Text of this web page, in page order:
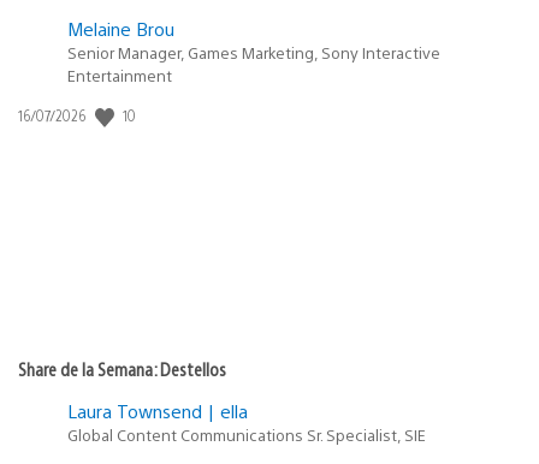
Melaine Brou
Senior Manager, Games Marketing, Sony Interactive
Entertainment
Fecha
16/07/2026 10
Share de la Semana: Destellos
Laura Townsend | ella
Global Content Communications Sr. Specialist, SIE